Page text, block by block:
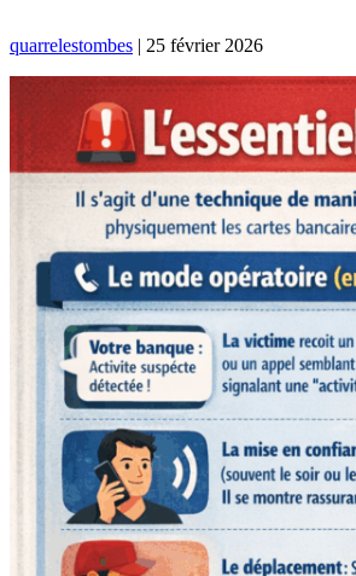
quarrelestombes | 25 février 2026